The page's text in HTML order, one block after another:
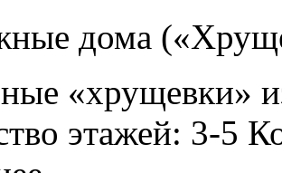
дома
«хрущевки»
этажей: 3-5